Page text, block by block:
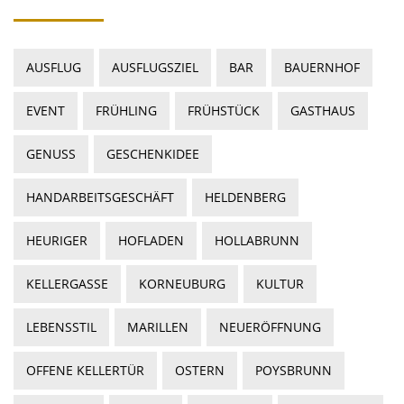
AUSFLUG AUSFLUGSZIEL BAR BAUERNHOF
EVENT FRÜHLING FRÜHSTÜCK GASTHAUS
GENUSS GESCHENKIDEE
HANDARBEITSGESCHÄFT HELDENBERG
HEURIGER HOFLADEN HOLLABRUNN
KELLERGASSE KORNEUBURG KULTUR
LEBENSSTIL MARILLEN NEUERÖFFNUNG
OFFENE KELLERTÜR OSTERN POYSBRUNN